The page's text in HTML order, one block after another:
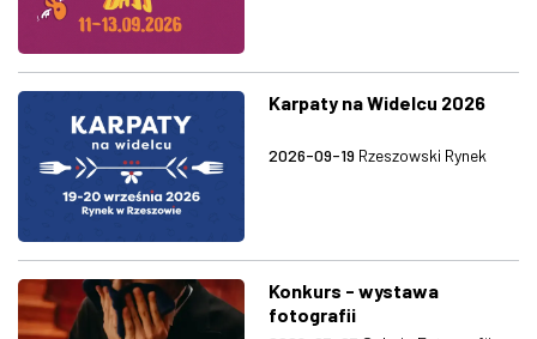
Karpaty na Widelcu 2026
2026-09-19 Rzeszowski Rynek
Konkurs - wystawa
fotografii